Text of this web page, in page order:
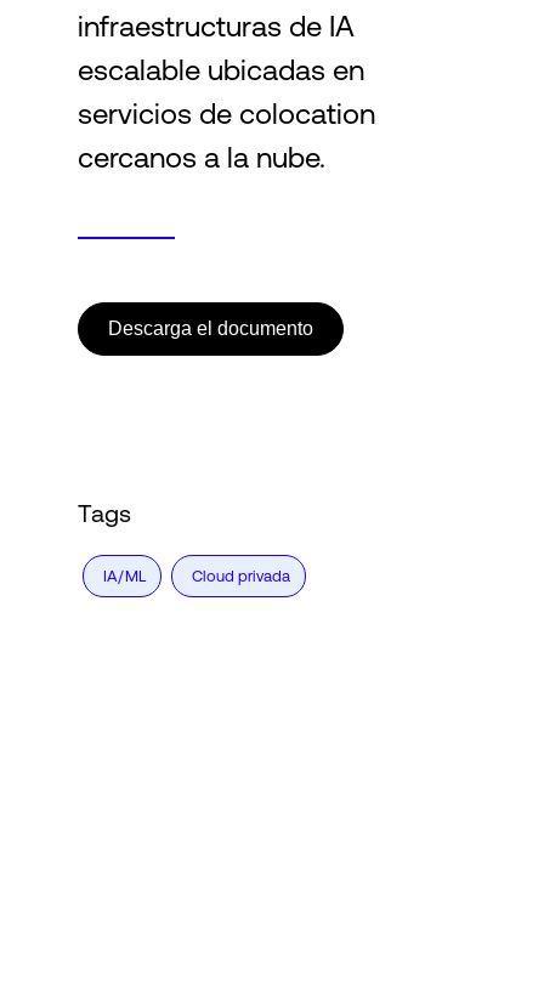
infraestructuras de IA
escalable ubicadas en
servicios de colocation
cercanos a la nube.
Descarga el documento
Tags
IA/ML Cloud privada